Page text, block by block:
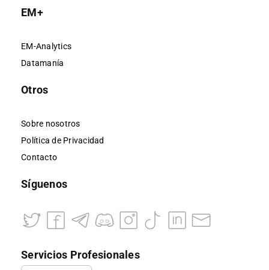
EM+
EM-Analytics
Datamanía
Otros
Sobre nosotros
Política de Privacidad
Contacto
Síguenos
Servicios Profesionales